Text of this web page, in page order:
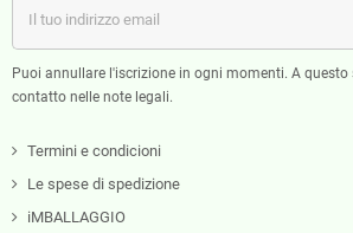
Puoi annullare l'iscrizione in ogni momenti. A questo
contatto nelle note legali.
Termini e condicioni
Le spese di spedizione
iMBALLAGGIO